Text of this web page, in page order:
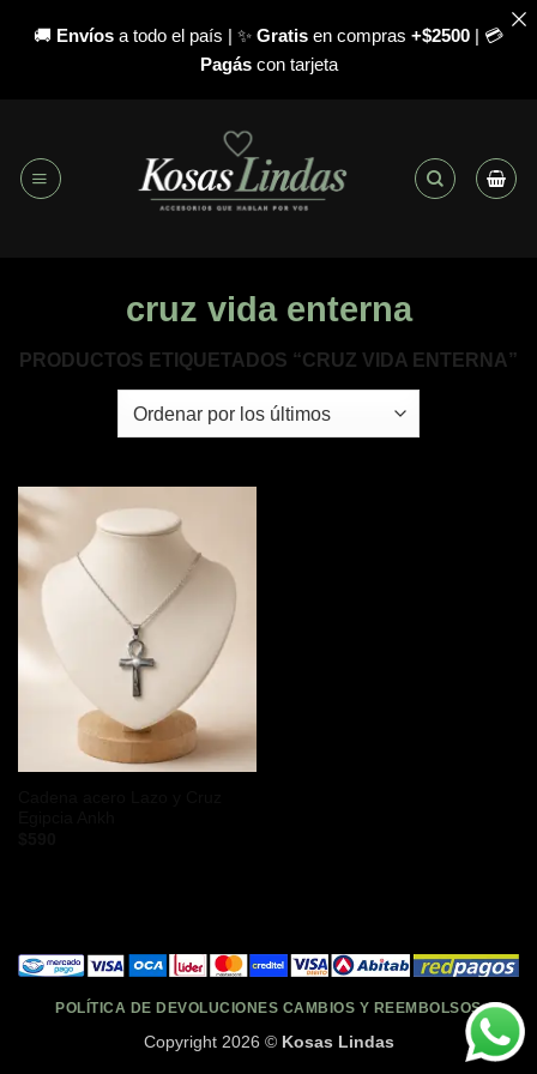
🚚 Envíos a todo el país | ✨ Gratis en compras +$2500 | 💳
Pagáscon tarjeta
contenido
cruz vida enterna
PRODUCTOS ETIQUETADOS “CRUZ VIDA ENTERNA”
POLÍTICA DE DEVOLUCIONES CAMBIOS Y REEMBOLSOS
Copyright 2026 © Kosas Lindas